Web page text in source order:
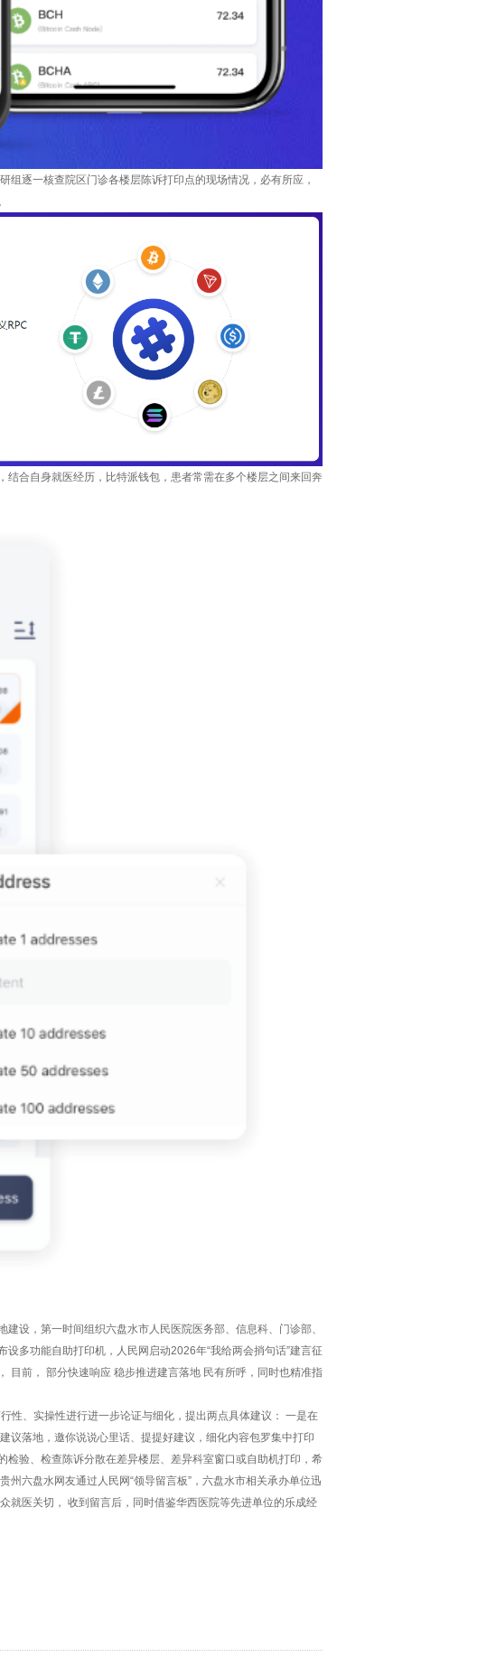
逐一核查院区门诊各楼层陈诉打印点的现场情况，必有所应，
合自身就医经历，比特派钱包，患者常需在多个楼层之间来回奔
设，第一时间组织六盘水市人民医院医务部、信息科、门诊部、
多功能自助打印机，人民网启动2026年“我给两会捎句话”建言征
目前， 部分快速响应 稳步推进建言落地 民有所呼，同时也精准指
性、实操性进行进一步论证与细化，提出两点具体建议： 一是在
议落地，邀你说说心里话、提提好建议，细化内容包罗集中打印
验、检查陈诉分散在差异楼层、差异科室窗口或自助机打印，希
六盘水网友通过人民网“领导留言板”，六盘水市相关承办单位迅
就医关切， 收到留言后，同时借鉴华西医院等先进单位的乐成经